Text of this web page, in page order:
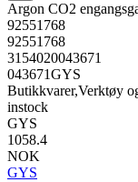
Argon CO2
92551768
92551768
3154020043671
043671GYS
Butikkvarer,Verktøy
instock
GYS
1058.4
NOK
GYS